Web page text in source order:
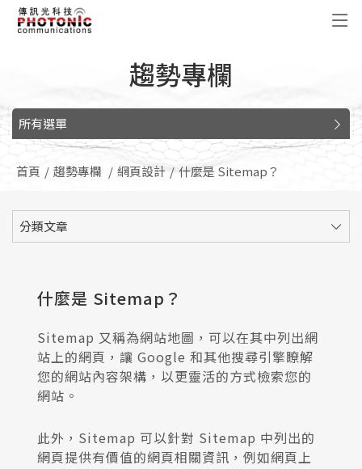
趨勢專欄
所有選單
首頁 趨勢專欄 網頁設計 什麼是 Sitemap？
什麼是 Sitemap？
Sitemap 又稱為網站地圖，可以在其中列出網
站上的網頁，讓 Google 和其他搜尋引擎瞭解
您的網站內容架構，以更靈活的方式檢索您的
網站。
此外，Sitemap 可以針對 Sitemap 中列出的
網頁提供有價值的網頁相關資訊，例如網頁上
分類文章